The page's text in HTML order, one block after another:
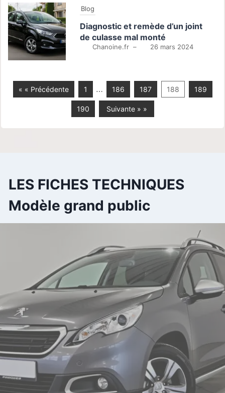
Blog
Diagnostic et remède d’un joint
de culasse mal monté
Chanoine.fr – 26 mars 2024
« « Précédente 1 … 186 187 188 189
190 Suivante » »
LES FICHES TECHNIQUES
Modèle grand public